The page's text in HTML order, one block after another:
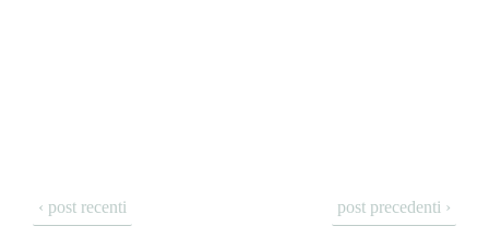
‹ post recenti post precedenti ›